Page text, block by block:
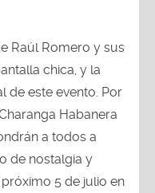
Raúl Romero y sus
chica, y la
de este evento. Por
Habanera
a todos a
de nostalgia y
5 de julio en